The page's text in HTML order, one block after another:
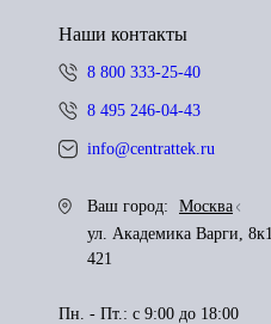
Наши контакты
8 800 333-25-40
8 495 246-04-43
info@centrattek.ru
Ваш город:
Москва
ул. Академика Варги,
421
Пн. - Пт.: с 9:00 до 18:00